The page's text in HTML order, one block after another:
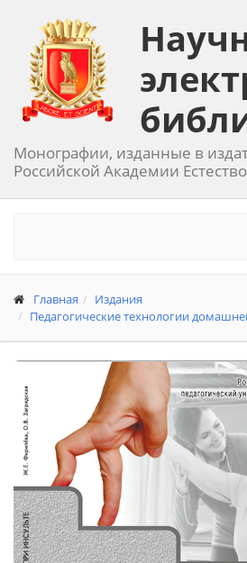
Монографии, изданные в
Российской Академии
Главная
Издания
Педагогические технологии